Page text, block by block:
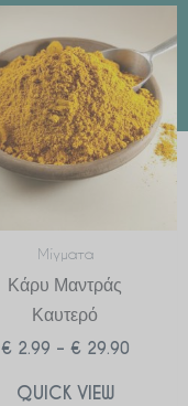
Μίγματα
Κάρυ Μαντράς
Καυτερό
€ 2.99 – € 29.90
range:
€ 2.99
through
€ 29.90
QUICK VIEW